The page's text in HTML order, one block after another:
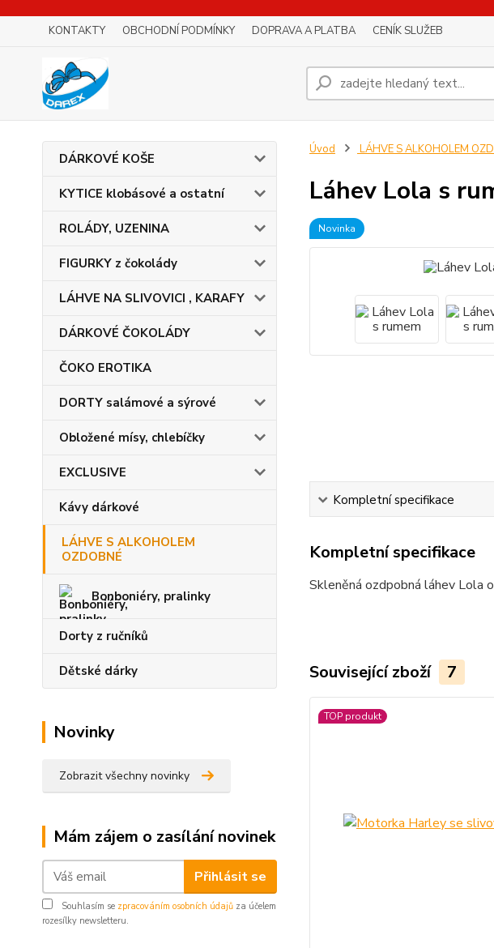
KONTAKTY OBCHODNÍ PODMÍNKY DOPRAVA A PLATBA CENÍK SLUŽEB
DÁRKOVÉ KOŠE
KYTICE klobásové a ostatní
ROLÁDY, UZENINA
FIGURKY z čokolády
LÁHVE NA SLIVOVICI , KARAFY
DÁRKOVÉ ČOKOLÁDY
ČOKO EROTIKA
DORTY salámové a sýrové
Obložené mísy, chlebíčky
EXCLUSIVE
Kávy dárkové
LÁHVE S ALKOHOLEM
OZDOBNÉ
Bonboniéry, pralinky
Dorty z ručníků
Dětské dárky
Novinky
Zobrazit všechny novinky
Mám zájem o zasílání novinek
Přihlásit se
Souhlasím se zpracováním osobních údajů za účelem
rozesílky newsletteru.
Úvod LÁHVE S ALKOHOLEM
Láhev Lola s
Novinka
Kompletní specifikace
Kompletní specifikace
Skleněná ozdpobná láhev Lola
Související zboží 7
TOP produkt